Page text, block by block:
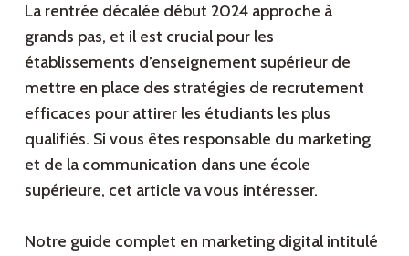
La rentrée décalée début 2024 approche à
grands pas, et il est crucial pour les
établissements d’enseignement supérieur de
mettre en place des stratégies de recrutement
efficaces pour attirer les étudiants les plus
qualifiés. Si vous êtes responsable du marketing
et de la communication dans une école
supérieure, cet article va vous intéresser.
Notre guide complet en marketing digital intitulé